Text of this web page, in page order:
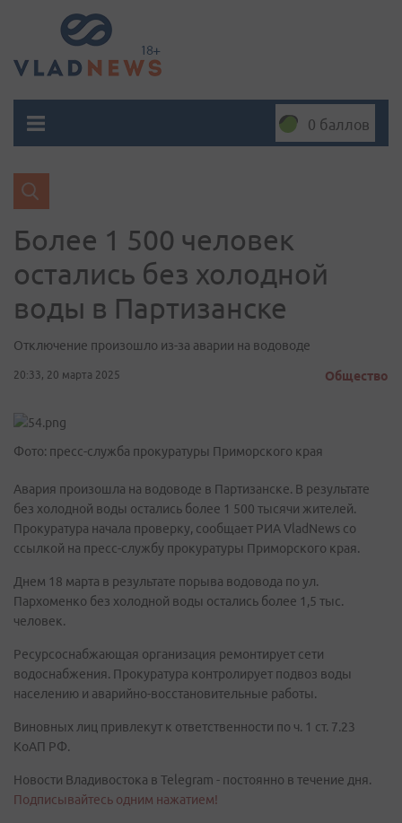
0 баллов
Более 1 500 человек
остались без холодной
воды в Партизанске
Отключение произошло из-за аварии на водоводе
20:33, 20 марта 2025 Общество
Фото: пресс-служба прокуратуры Приморского края
Авария произошла на водоводе в Партизанске. В результате
без холодной воды остались более 1 500 тысячи жителей.
Прокуратура начала проверку, сообщает РИА VladNews со
ссылкой на пресс-службу прокуратуры Приморского края.
Днем 18 марта в результате порыва водовода по ул.
Пархоменко без холодной воды остались более 1,5 тыс.
человек.
Ресурсоснабжающая организация ремонтирует сети
водоснабжения. Прокуратура контролирует подвоз воды
населению и аварийно-восстановительные работы.
Виновных лиц привлекут к ответственности по ч. 1 ст. 7.23
КоАП РФ.
Новости Владивостока в Telegram - постоянно в течение дня.
Подписывайтесь одним нажатием!